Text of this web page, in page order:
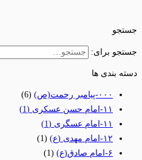
جستجو
جستجو برای:
دسته بندی ها
٠٠٠-پیامبر رحمت(ص)
(6)
١١-امام حسن عسکری
(1)
١١-امام عسگری
(1)
١٢-امام مهدی (ع)
(1)
۶-امام صادق(ع)
(1)